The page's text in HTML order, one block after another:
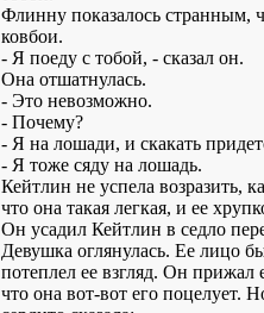
Флинну показалось странным,
ковбои.
- Я поеду с тобой, - сказал он.
Она отшатнулась.
- Это невозможно.
- Почему?
- Я на лошади, и скакать
- Я тоже сяду на лошадь.
Кейтлин не успела возразить,
что она такая легкая, и ее
Он усадил Кейтлин в седло
Девушка оглянулась. Ее лицо
потеплел ее взгляд. Он прижал
что она вот-вот его поцелует.